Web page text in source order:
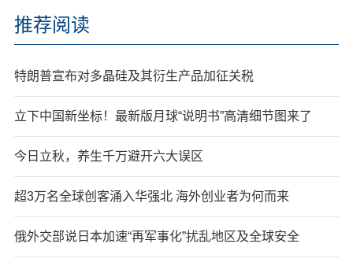
推荐阅读
特朗普宣布对多晶硅及其衍生产品加征关税
立下中国新坐标！最新版月球“说明书”高清细节图来了
今日立秋，养生千万避开六大误区
超3万名全球创客涌入华强北 海外创业者为何而来
俄外交部说日本加速“再军事化”扰乱地区及全球安全